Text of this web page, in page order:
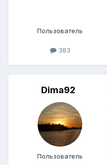
Пользователь
383
Dima92
Пользователь